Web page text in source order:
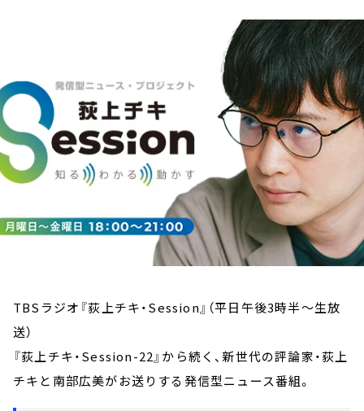
会社情報
TBSラジオ『荻上チキ・Session』（平日午後3時半～生放
送）
『荻上チキ・Session-22』から続く、新世代の評論家・荻上
チキと南部広美がお送りする発信型ニュース番組。